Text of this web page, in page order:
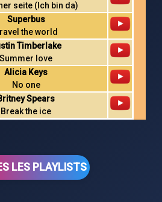
seite (Ich bin da)
Superbus
the world
Timberlake
Summer love
Alicia Keys
No one
Spears
Break the ice
LES PLAYLISTS